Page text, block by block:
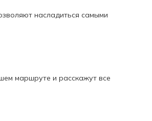
насладиться самыми
маршруте и расскажут все